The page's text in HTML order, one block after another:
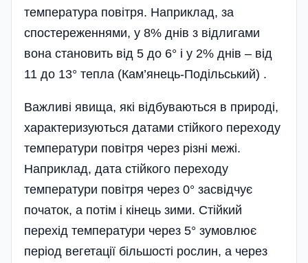
температура повітря. Наприклад, за
спостереженнями, у 8% днів з відлигами
вона становить від 5 до 6° і у 2% днів – від
11 до 13° тепла (Кам’янець-Поді­ль­ський) .
Важливі явища, які відбуваються в природі,
характеризуються да­тами стійкого переходу
температури повітря через різні межі.
Наприклад, дата стійкого переходу
температури повітря через 0° засвідчує
початок, а потім і кінець зими. Стійкий
перехід температури через 5° зумовлює
період вегетації більшості рослин, а через